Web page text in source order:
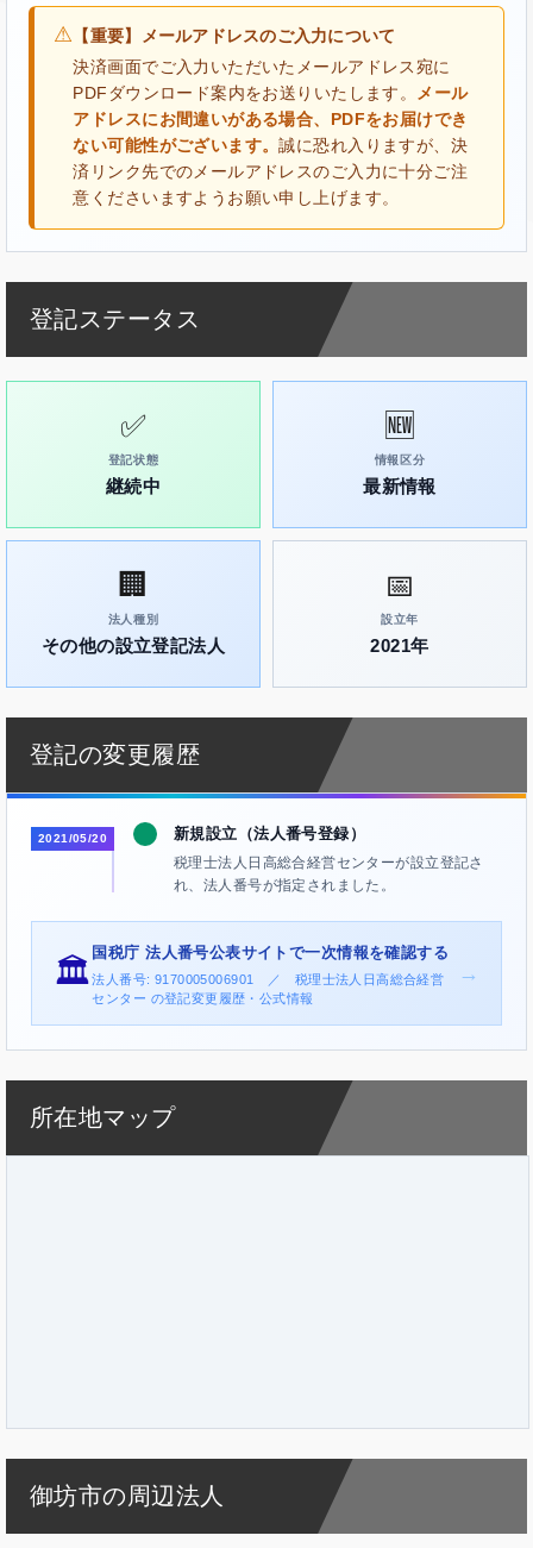
⚠ 【重要】メールアドレスのご入力について
決済画面でご入力いただいたメールアドレス宛に
PDFダウンロード案内をお送りいたします。
メール
アドレスにお間違いがある場合、PDFをお届けでき
ない可能性がございます。誠に恐れ入りますが、決
済リンク先でのメールアドレスのご入力に十分ご注
意くださいますようお願い申し上げます。
登記ステータス
✅
登記状態
継続中
🆕
情報区分
最新情報
🏢
法人種別
その他の設立登記法人
📅
設立年
2021年
登記の変更履歴
2021/05/20 新規設立（法人番号登録）
税理士法人日高総合経営センターが設立登記さ
れ、法人番号が指定されました。
🏛️
国税庁 法人番号公表サイトで一次情報を確認する
法人番号: 9170005006901 ／ 税理士法人日高総合経営
センター の登記変更履歴・公式情報
→
所在地マップ
御坊市の周辺法人